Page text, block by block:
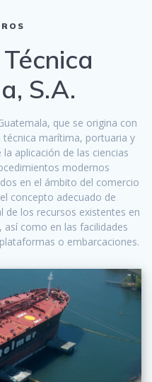
S.A.
que se origina con
marítima, portuaria y
aplicación de las ciencias
modernos
en el ámbito del comercio
concepto adecuado de
de los recursos existentes en
como en las facilidades
o embarcaciones.